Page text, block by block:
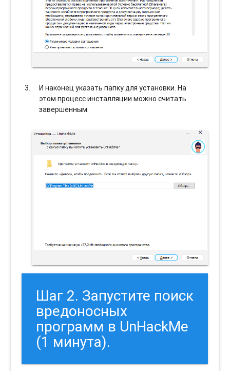
И наконец указать папку для установки. На
этом процесс инсталляции можно считать
завершенным.
Шаг 2. Запустите поиск
вредоносных
программ в UnHackMe
(1 минута).